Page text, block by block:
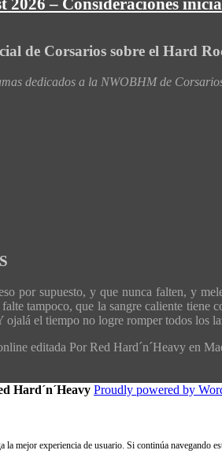
de Corsarios sobre el Hard
dedicados a la NWOBHM de
por supuesto, y que nunca falten, y
tampoco, que la sangre caliente
el tiempo no logre romper todos los
editada Por Red Hard´n´Heavy en
Hard´n´Heavy Proudly powered by
la mejor experiencia de usuario. Si continúa navegando